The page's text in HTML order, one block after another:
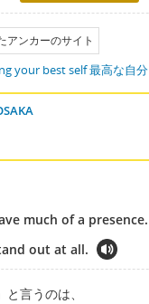
アンカーのサイト
your best self 最高な自分
much of a presence.
out at all.
と言うのは、